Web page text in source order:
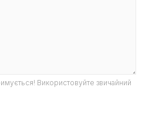
Використовуйте звичайний